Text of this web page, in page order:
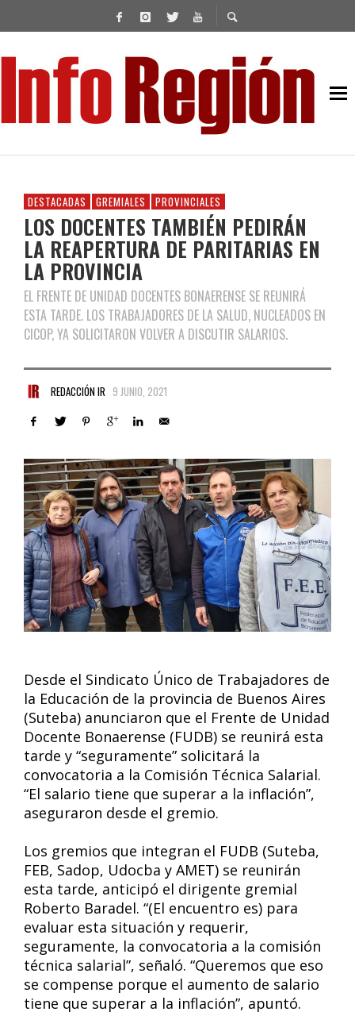
DESTACADAS GREMIALES PROVINCIALES
LOS DOCENTES TAMBIÉN PEDIRÁN
LA REAPERTURA DE PARITARIAS EN
LA PROVINCIA
EL FRENTE DE UNIDAD DOCENTES BONAERENSE SE REUNIRÁ
ESTA TARDE. LOS TRABAJADORES DE LA SALUD, NUCLEADOS EN
CICOP, YA SOLICITARON VOLVER A DISCUTIR SALARIOS.
REDACCIÓN IR 9 JUNIO, 2021
Desde el Sindicato Único de Trabajadores de
la Educación de la provincia de Buenos Aires
(Suteba) anunciaron que el Frente de Unidad
Docente Bonaerense (FUDB) se reunirá esta
tarde y “seguramente” solicitará la
convocatoria a la Comisión Técnica Salarial.
“El salario tiene que superar a la inflación”,
aseguraron desde el gremio.
Los gremios que integran el FUDB (Suteba,
FEB, Sadop, Udocba y AMET) se reunirán
esta tarde, anticipó el dirigente gremial
Roberto Baradel. “(El encuentro es) para
evaluar esta situación y requerir,
seguramente, la convocatoria a la comisión
técnica salarial”, señaló. “Queremos que eso
se compense porque el aumento de salario
tiene que superar a la inflación”, apuntó.